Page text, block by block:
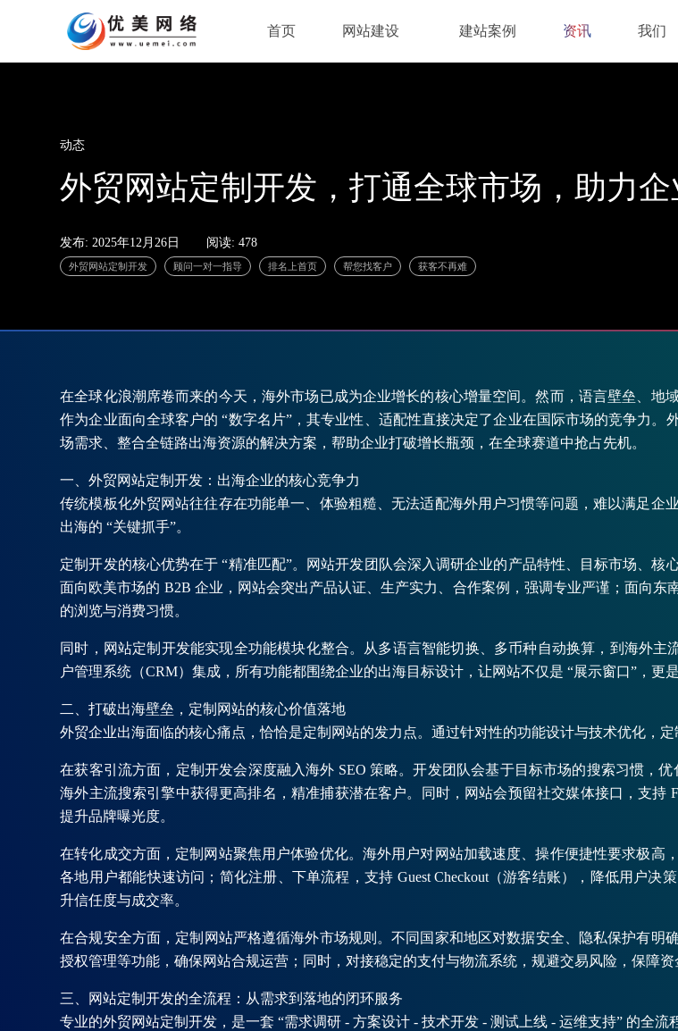
首页
网站建设
建站案例
资讯
我们
动态
外贸网站定制开发，打通全球市场，助力企
发布: 2025年12月26日 阅读: 478
在全球化浪潮席卷而来的今天，海外市场已成为企业增长的核心增量空间。然而，语言壁垒、
作为企业面向全球客户的 “数字名片”，其专业性、适配性直接决定了企业在国际市场的竞争力
场需求、整合全链路出海资源的解决方案，帮助企业打破增长瓶颈，在全球赛道中抢占先机。
一、外贸网站定制开发：出海企业的核心竞争力
传统模板化外贸网站往往存在功能单一、体验粗糙、无法适配海外用户习惯等问题，难以满足
出海的 “关键抓手”。
定制开发的核心优势在于 “精准匹配”。网站开发团队会深入调研企业的产品特性、目标市场、
面向欧美市场的 B2B 企业，网站会突出产品认证、生产实力、合作案例，强调专业严谨；面向
的浏览与消费习惯。
同时，网站定制开发能实现全功能模块化整合。从多语言智能切换、多币种自动换算，到海外主
户管理系统（CRM）集成，所有功能都围绕企业的出海目标设计，让网站不仅是 “展示窗口”，更
二、打破出海壁垒，定制网站的核心价值落地
外贸企业出海面临的核心痛点，恰恰是定制网站的发力点。通过针对性的功能设计与技术优化，
在获客引流方面，定制开发会深度融入海外 SEO 策略。开发团队会基于目标市场的搜索习惯，
海外主流搜索引擎中获得更高排名，精准捕获潜在客户。同时，网站会预留社交媒体接口，支持
提升品牌曝光度。
在转化成交方面，定制网站聚焦用户体验优化。海外用户对网站加载速度、操作便捷性要求极
各地用户都能快速访问；简化注册、下单流程，支持 Guest Checkout（游客结账），降低用户
升信任度与成交率。
在合规安全方面，定制网站严格遵循海外市场规则。不同国家和地区对数据安全、隐私保护有明
授权管理等功能，确保网站合规运营；同时，对接稳定的支付与物流系统，规避交易风险，保障资
三、网站定制开发的全流程：从需求到落地的闭环服务
专业的外贸网站定制开发，是一套 “需求调研 - 方案设计 - 技术开发 - 测试上线 - 运维支持” 的全流